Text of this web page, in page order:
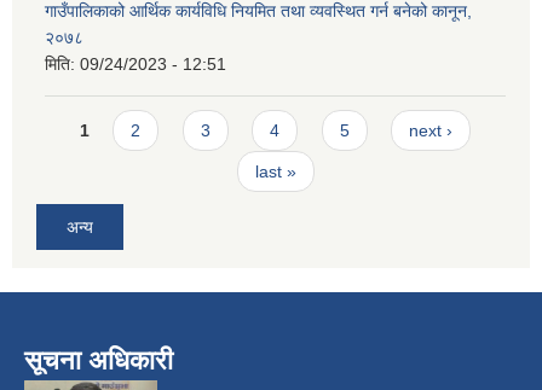
गाउँपालिकाको आर्थिक कार्यविधि नियमित तथा व्यवस्थित गर्न बनेको कानून,
२०७८
मिति: 09/24/2023 - 12:51
Pages
1 2 3 4 5 next ›
last »
अन्य
सूचना अधिकारी